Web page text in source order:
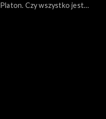
Platon. Czy wszystko jest